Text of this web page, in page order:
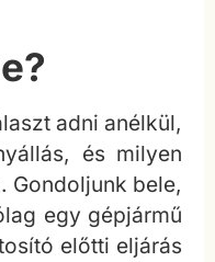
adni anélkül,
és milyen
Gondoljunk bele,
egy gépjármű
előtti eljárás